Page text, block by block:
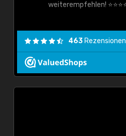
weiterempfehlen! ⭐⭐⭐⭐⭐"
463 Rezensionen